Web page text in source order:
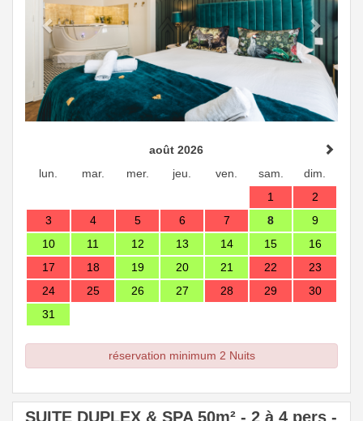
août 2026
lun.
mar. mer. jeu. ven. sam.
dim.
1
2
3
4 5 6 7 8
9
10
11 12 13 14 15
16
17
18 19 20 21 22
23
24
25 26 27 28 29
30
31
réservation minimum 2 Nuits
SUITE DUPLEX & SPA 50m² - 2 à 4 pers -